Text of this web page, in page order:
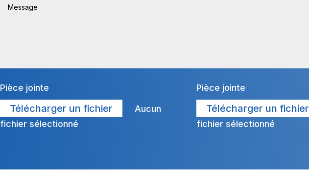
Pièce jointe
Télécharger un fichier
Aucun
fichier sélectionné
Pièce jointe
Télécharger un fichier
fichier sélectionné